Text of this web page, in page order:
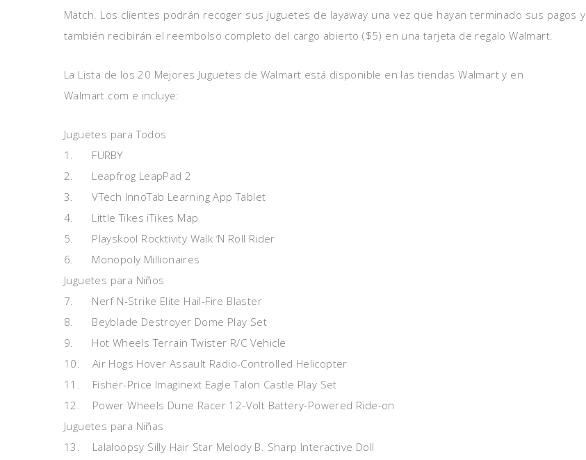
Match. Los clientes podrán recoger sus juguetes de layaway una vez que hayan terminado sus pagos y
también recibirán el reembolso completo del cargo abierto ($5) en una tarjeta de regalo Walmart.
La Lista de los 20 Mejores Juguetes de Walmart está disponible en las tiendas Walmart y en
Walmart.com e incluye:
Juguetes para Todos
1. FURBY
2. Leapfrog LeapPad 2
3. VTech InnoTab Learning App Tablet
4. Little Tikes iTikes Map
5. Playskool Rocktivity Walk ‘N Roll Rider
6. Monopoly Millionaires
Juguetes para Niños
7. Nerf N-Strike Elite Hail-Fire Blaster
8. Beyblade Destroyer Dome Play Set
9. Hot Wheels Terrain Twister R/C Vehicle
10. Air Hogs Hover Assault Radio-Controlled Helicopter
11. Fisher-Price Imaginext Eagle Talon Castle Play Set
12. Power Wheels Dune Racer 12-Volt Battery-Powered Ride-on
Juguetes para Niñas
13. Lalaloopsy Silly Hair Star Melody B. Sharp Interactive Doll